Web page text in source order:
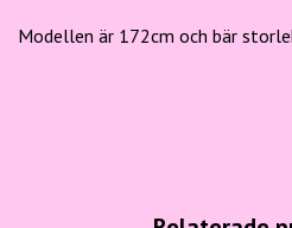
Modellen är 172cm och bär